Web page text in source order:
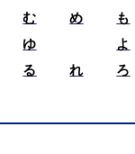
む め
も
ゆ
よ
る れ
ろ